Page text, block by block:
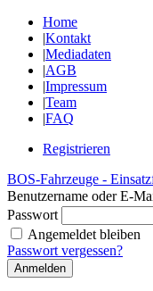
Home
|Kontakt
|Mediadaten
|AGB
|Impressum
|Team
|FAQ
Registrieren
BOS-Fahrzeuge -
Benutzername oder E-
Passwort
Angemeldet bleiben
Passwort vergessen?